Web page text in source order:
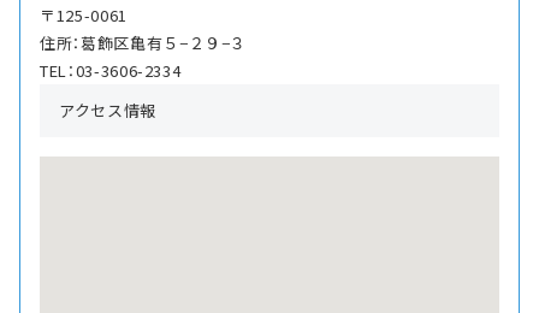
〒125-0061
住所：葛飾区亀有５−２９−３
TEL：03-3606-2334
アクセス情報